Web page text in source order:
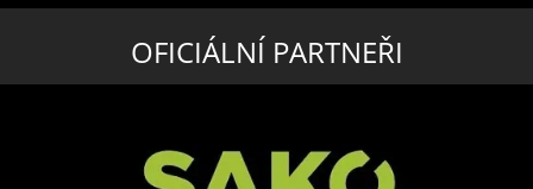
OFICIÁLNÍ PARTNEŘI